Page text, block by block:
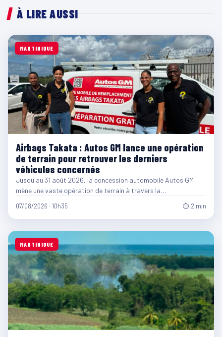
À LIRE AUSSI
MARTINIQUE
Airbags Takata : Autos GM lance une opération
de terrain pour retrouver les derniers
véhicules concernés
Jusqu'au 31 août 2026, la concession automobile Autos GM
mène une vaste opération de terrain à travers la…
07/08/2026 · 10h35 ⏱ 2 min
MARTINIQUE